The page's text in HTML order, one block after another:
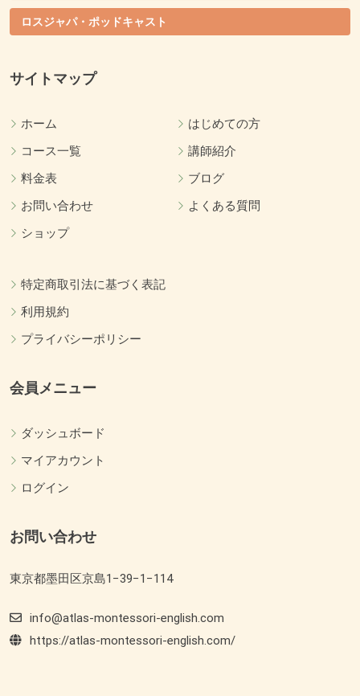
ロスジャパ・ポッドキャスト
サイトマップ
ホーム
はじめての方
コース一覧
講師紹介
料金表
ブログ
お問い合わせ
よくある質問
ショップ
特定商取引法に基づく表記
利用規約
プライバシーポリシー
会員メニュー
ダッシュボード
マイアカウント
ログイン
お問い合わせ
東京都墨田区京島1−39−1−114
info@atlas-montessori-english.com
https://atlas-montessori-english.com/